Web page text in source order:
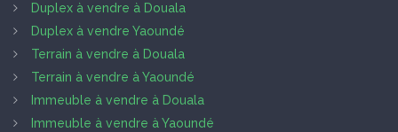
Duplex à vendre à Douala
Duplex à vendre Yaoundé
Terrain à vendre à Douala
Terrain à vendre à Yaoundé
Immeuble à vendre à Douala
Immeuble à vendre à Yaoundé